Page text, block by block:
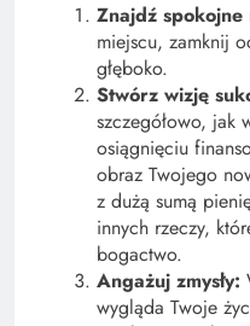
Znajdź spokojne
miejscu, zamknij
głęboko.
Stwórz wizję
szczegółowo, jak
osiągnięciu
obraz Twojego
z dużą sumą
innych rzeczy,
bogactwo.
Angażuj zmysły:
wygląda Twoje